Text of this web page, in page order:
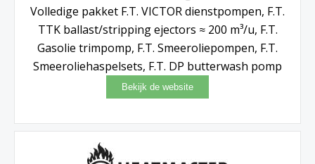
Volledige pakket F.T. VICTOR dienstpompen, F.T.
TTK ballast/stripping ejectors ≈ 200 m³/u, F.T.
Gasolie trimpomp, F.T. Smeeroliepompen, F.T.
Smeeroliehaspelsets, F.T. DP butterwash pomp